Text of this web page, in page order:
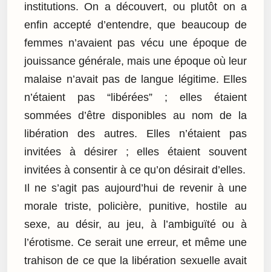
institutions. On a découvert, ou plutôt on a
enfin accepté d’entendre, que beaucoup de
femmes n’avaient pas vécu une époque de
jouissance générale, mais une époque où leur
malaise n’avait pas de langue légitime. Elles
n’étaient pas “libérées” ; elles étaient
sommées d’être disponibles au nom de la
libération des autres. Elles n’étaient pas
invitées à désirer ; elles étaient souvent
invitées à consentir à ce qu’on désirait d’elles.
Il ne s’agit pas aujourd’hui de revenir à une
morale triste, policière, punitive, hostile au
sexe, au désir, au jeu, à l’ambiguïté ou à
l’érotisme. Ce serait une erreur, et même une
trahison de ce que la libération sexuelle avait